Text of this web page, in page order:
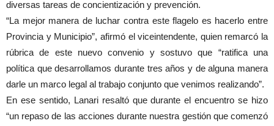
diversas tareas de concientización y prevención.
“La mejor manera de luchar contra este flagelo es hacerlo entre
Provincia y Municipio”, afirmó el viceintendente, quien remarcó la
rúbrica de este nuevo convenio y sostuvo que “ratifica una
política que desarrollamos durante tres años y de alguna manera
darle un marco legal al trabajo conjunto que venimos realizando”.
En ese sentido, Lanari resaltó que durante el encuentro se hizo
“un repaso de las acciones durante nuestra gestión que comenzó